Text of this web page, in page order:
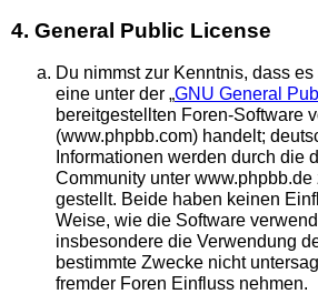
4. General Public License
Du nimmst zur Kenntnis, dass
eine unter der „GNU General
bereitgestellten Foren-Software
(www.phpbb.com) handelt;
Informationen werden durch die
Community unter www.phpbb.de
gestellt. Beide haben keinen
Weise, wie die Software
insbesondere die Verwendung
bestimmte Zwecke nicht
fremder Foren Einfluss nehmen.